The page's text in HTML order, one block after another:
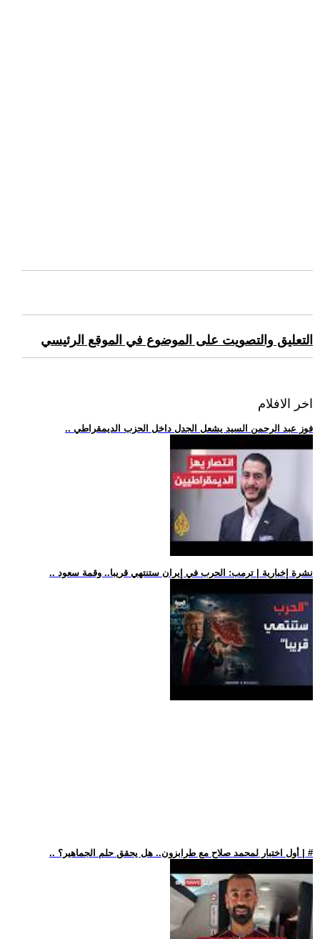
التعليق والتصويت على الموضوع في الموقع الرئيسي
اخر الافلام
.. فوز عبد الرحمن السيد يشعل الجدل داخل الحزب الديمقراطي
.. نشرة إخبارية | ترمب: الحرب في إيران ستنتهي قريبا.. وقمة سعود
.. أول اختبار لمحمد صلاح مع طرابزون.. هل يحقق حلم الجماهير؟ | #